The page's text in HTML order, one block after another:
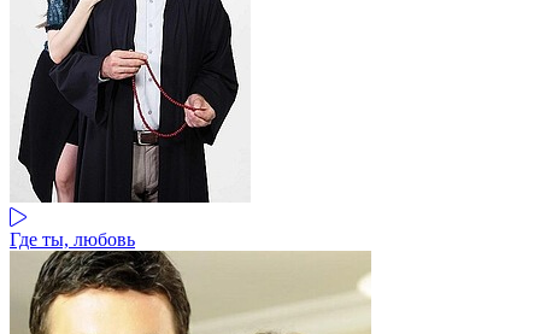
Где ты, любовь